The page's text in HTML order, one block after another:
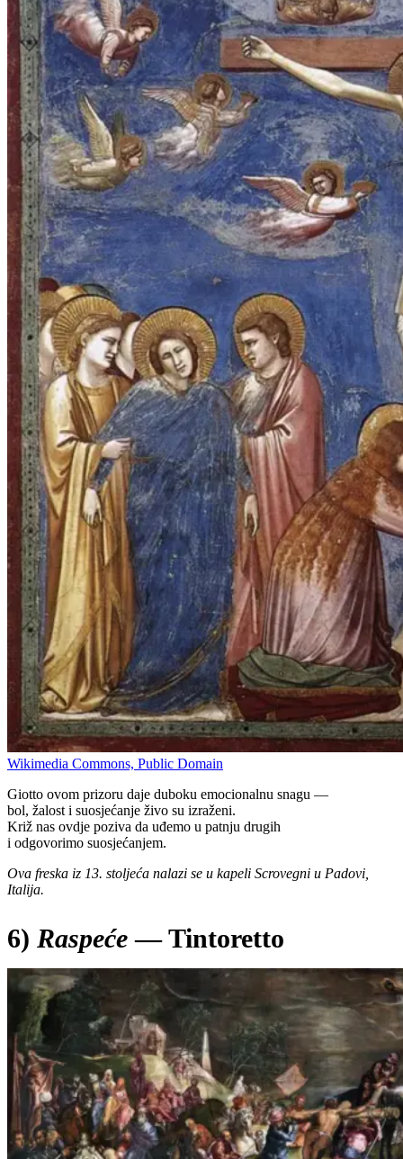
Wikimedia Commons, Public Domain
Giotto ovom prizoru daje duboku emocionalnu snagu —
bol, žalost i suosjećanje živo su izraženi.
Križ nas ovdje poziva da uđemo u patnju drugih
i odgovorimo suosjećanjem.
Ova freska iz 13. stoljeća nalazi se u kapeli Scrovegni u Padovi,
Italija.
6) Raspeće — Tintoretto